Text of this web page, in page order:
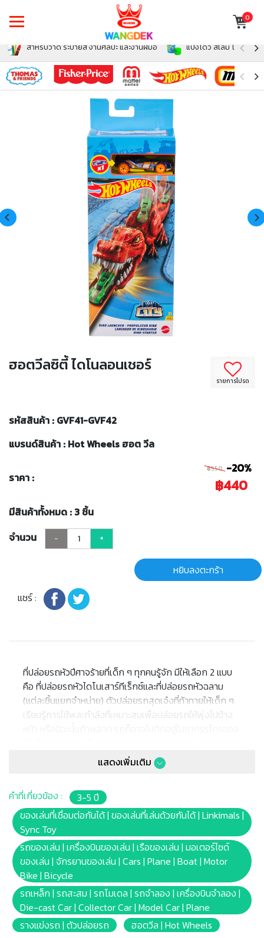
0
สำหรับวาด ระบายสี งานศิลปะ และงานฝีมือ แป้งโดว์ สไลม์ โฟม สำห
รายการโปรด
ฮอตวีลซิตี้ ไดโนลอนเชอร์
รหัสสินค้า : GVF41-GVF42
แบรนด์สินค้า : Hot Wheels ฮอต วีล
ราคา :
฿550 -20%
฿440
มีสินค้าทั้งหมด : 3 ชิ้น
จำนวน
- +
หยิบลงตะกร้า
แชร์ :
ที่ปล่อยรถหัวปีศาจร้ายที่เด็ก ๆ ทุกคนรู้จัก มีให้เลือก 2 แบบ
คือ ที่ปล่อยรถหัวไดโนเสาร์ทีเร็กซ์และที่ปล่อยรถหัวฉลาม
(แต่ละชิ้นแยกจำหน่าย) ตัวปล่อยรถสุดเจ๋งที่ท้าทายให้เด็ก ๆ
เรียนรู้การใช้พละกำลังที่เหมาะสมเพื่อปล่อยรถให้พุ่งไปข้าง
พร้อมรถฮอตวีลขนาด 1:64 จำนวน 1 คันแต่ละชิ้นแยก
แสดงเพิ่มเติม
คำที่เกี่ยวข้อง :
3-5 ปี
ของเล่นที่เชื่อมต่อกันได้ | ของเล่นที่เล่นด้วยกันได้ | Linkimals |
Sync Toy
รถของเล่น | เครื่องบินของเล่น | เรือของเล่น | มอเตอร์ไซด์
ของเล่น | จักรยานของเล่น | Cars | Plane | Boat | Motor
Bike | Bicycle
รถเหล็ก | รถสะสม | รถโมเดล | รถจำลอง | เครื่องบินจำลอง |
Die-cast Car | Collector Car | Model Car | Plane
รางแข่งรถ | ตัวปล่อยรถ
ฮอตวีล | Hot Wheels